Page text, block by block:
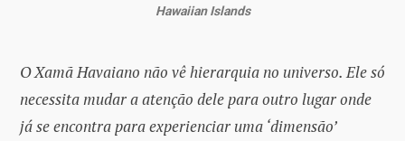
Hawaiian Islands
O Xamã Havaiano não vê hierarquia no universo. Ele só
necessita mudar a atenção dele para outro lugar onde
já se encontra para experienciar uma ‘dimensão’